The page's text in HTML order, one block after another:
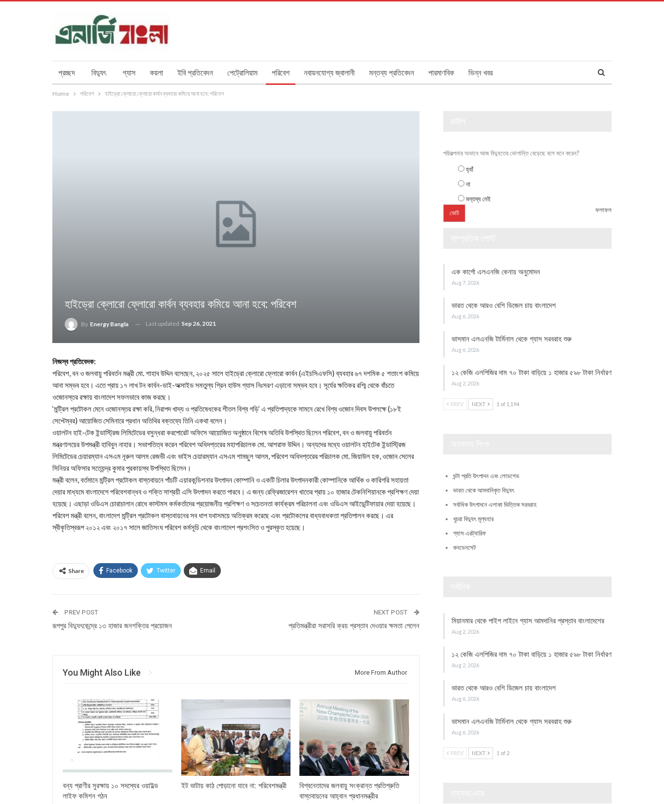
প্রচ্ছদ বিদ্যুৎ গ্যাস কয়লা ইবি প্রতিবেদন পেট্রোলিয়াম পরিবেশ নবায়নযোগ্য জ্বালানী মন্তব্য প্রতিবেদন পারমাণবিক ভিন্ন খবর
Home পরিবেশ হাইড্রো ক্লোরো ফ্লোরো কার্বন ব্যবহার কমিয়ে আনা হবে: পরিবেশ
হাইড্রো ক্লোরো ফ্লোরো কার্বন ব্যবহার কমিয়ে আনা হবে: পরিবেশ
By Energy Bangla Last updated Sep 26, 2021
নিজস্ব প্রতিবেদক:
পরিবেশ, বন ও জলবায়ু পরিবর্তন মন্ত্রী মো. শাহাব উদ্দিন বলেছেন, ২০২৫ সালে হাইড্রো ক্লোরো ফ্লোরো কার্বন (এইচসিএফসি) ব্যবহার ৬৭ দশমিক ৫ শতাংশ কমিয়ে
আনা সম্ভব হবে। এতে প্রায় ১৭ লাখ টন কার্বন-ডাই-অক্সাইড সমতুল্য গ্রিন হাউস গ্যাস নিঃসরণ এড়ানো সম্ভব হবে। সূর্যের ক্ষতিকর রশ্মি থেকে বাঁচতে
ওজোনস্তর রক্ষায় বাংলাদেশ সফলভাবে কাজ করছে।
‘মন্ট্রিল প্রটোকল মেনে ওজোনস্তর রক্ষা করি, নিরাপদ খাদ্য ও প্রতিষেধকের শীতল বিশ্ব গড়ি’ এ প্রতিপাদ্যকে সামনে রেখে বিশ্ব ওজোন দিবস উপলক্ষে (১৮ই
সেপ্টেম্বর) আয়োজিত সেমিনারে প্রধান অতিথির বক্তব্যে তিনি একথা বলেন।
ওয়ালটন হাই-টেক ইন্ডাস্ট্রিজ লিমিটেডের বসুন্ধরা করপোরেট অফিসে আয়োজিত অনুষ্ঠানে বিশেষ অতিথি উপস্থিত ছিলেন পরিবেশ, বন ও জলবায়ু পরিবর্তন
মন্ত্রণালয়ের উপমন্ত্রী হাবিবুন নাহার। সভাপতিত্ব করেন পরিবেশ অধিদপ্তরের মহাপরিচালক মো. আশরাফ উদ্দিন। অন্যদের মধ্যে ওয়ালটন হাইটেক ইন্ডাস্ট্রিজ
লিমিটেডের চেয়ারম্যান এসএম নূরুল আলম রেজভী এবং ভাইস চেয়ারম্যান এসএম শামছুল আলম, পরিবেশ অধিদপ্তরের পরিচালক মো. জিয়াউল হক, ওজোন সেলের
সিনিয়র অফিসার সত্যেন্দ্র কুমার পুরকায়স্থ উপস্থিত ছিলেন।
মন্ত্রী বলেন, বর্তমানে মন্ট্রিল প্রটোকল বাস্তবায়নে পাঁচটি এয়ারকন্ডিশনার উৎপাদন কোম্পানি ও একটি চিলার উৎপাদনকারী কোম্পানিকে আর্থিক ও কারিগরি সহায়তা
দেয়ার মাধ্যমে বাংলাদেশে পরিবেশবান্ধব ও শক্তি সাশ্রয়ী এসি উৎপাদন করতে পারবে। এ জন্য রেফ্রিজারেশন খাতের প্রায় ১০ হাজার টেকনিশিয়ানকে প্রশিক্ষণ দেয়া
হয়েছে। এছাড়া ওডিএস চোরাচালান রোধে কাস্টমস কর্মকর্তাদের প্রয়োজনীয় প্রশিক্ষণ ও সচেতনতা কার্যক্রম পরিচালনা এবং ওডিএস আইডেন্টিফায়ার দেয়া হয়েছে।
পরিবেশ মন্ত্রী বলেন, বাংলাদেশ মন্ট্রিল প্রটোকল বাস্তবায়নের সব ধাপ যথাসময়ে অতিক্রম করেছে এবং প্রটোকলের বাধ্যবাধকতা প্রতিপালন করছে। এর
স্বীকৃতিস্বরূপ ২০১২ এবং ২০১৭ সালে জাতিসংঘ পরিবেশ কর্মসূচি থেকে বাংলাদেশ প্রশংসিত ও পুরস্কৃত হয়েছে।
Share Facebook Twitter Email
PREV POST
রূপপুর বিদ্যুৎকেন্দ্রে ১৩ হাজার জনশক্তির প্রয়োজন
NEXT POST
প্রতিমন্ত্রীরা সরাসরি ক্রয় প্রস্তাব দেওয়ার ক্ষমতা পেলেন
You Might Also Like More From Author
বন্য প্রাণীর সুরক্ষায় ১০ সদস্যের ওয়াইল্ড
লাইফ কমিশন গঠন
ইট ভাটায় কাঠ পোড়ানো যাবে না: পরিবেশমন্ত্রী
বিশ্বনেতাদের জলবায়ু সংক্রান্ত প্রতিশ্রুতি
বাস্তবায়নের আহ্বান প্রধানমন্ত্রীর
পরিকল্পনার অভাবে আজ বিদ্যুতের ভোগান্তি বেড়েছে বলে মনে করেন?
হ্যাঁ
না
মন্তব্য নেই
ফলাফল
এক কার্গো এলএনজি কেনায় অনুমোদন
Aug 7, 2026
ভারত থেকে আরও বেশি ডিজেল চায় বাংলাদেশ
Aug 6, 2026
ভাসমান এলএনজি টার্মিনাল থেকে গ্যাস সরবরাহ শুরু
Aug 6, 2026
১২ কেজি এলপিজির দাম ৭০ টাকা বাড়িয়ে ১ হাজার ৫৯৮ টাকা নির্ধারণ
Aug 2, 2026
PREV NEXT 1 of 1,194
ঘন্টা প্রতি উৎপাদন এবং লোডশেড
ভারত থেকে আমদানিকৃত বিদ্যুৎ
সর্বাধিক উৎপাদনে এলাকা ভিত্তিক সরবরাহ
খুচরা বিদ্যুৎ মূল্যহার
গ্যাস এরট্যারিফ
কনডেনসেট
মিয়ানমার থেকে পাইপ লাইনে গ্যাস আমদানির প্রস্তাব বাংলাদেশের
Aug 2, 2026
১২ কেজি এলপিজির দাম ৭০ টাকা বাড়িয়ে ১ হাজার ৫৯৮ টাকা নির্ধারণ
Aug 2, 2026
ভারত থেকে আরও বেশি ডিজেল চায় বাংলাদেশ
Aug 6, 2026
ভাসমান এলএনজি টার্মিনাল থেকে গ্যাস সরবরাহ শুরু
Aug 6, 2026
PREV NEXT 1 of 2